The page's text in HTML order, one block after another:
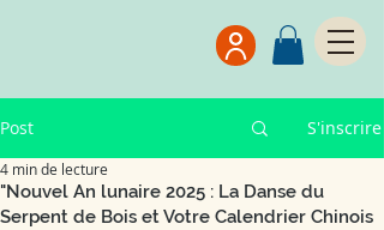
Post S'inscrire
"Nouvel An lunaire 2025 : La Danse du
Serpent de Bois et Votre Calendrier Chinois
4 min de lecture